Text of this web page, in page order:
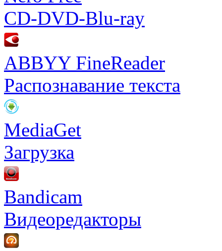
CD-DVD-Blu-ray
ABBYY FineReader
Распознавание текста
MediaGet
Загрузка
Bandicam
Видеоредакторы